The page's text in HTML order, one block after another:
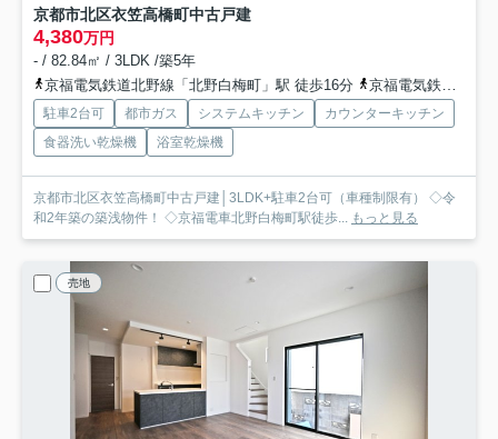
京都市北区衣笠高橋町中古戸建
4,380万円
- / 82.84㎡ / 3LDK /築5年
京福電気鉄道北野線「北野白梅町」駅 徒歩16分
京福電気鉄道北野線「等持院・立命館大学」駅 徒歩23分
駐車2台可 都市ガス システムキッチン
カウンターキッチン
食器洗い乾燥機
浴室乾燥機
京都市北区衣笠高橋町中古戸建│3LDK+駐車2台可（車種制限有） ◇令
和2年築の築浅物件！ ◇京福電車北野白梅町駅徒歩...
もっと見る
売地